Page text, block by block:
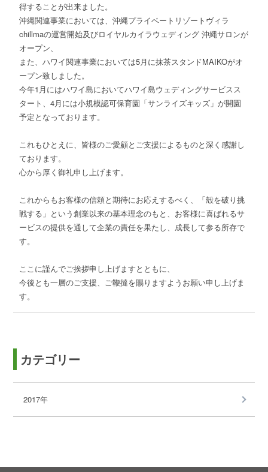
得することが出来ました。
沖縄関連事業においては、沖縄プライベートリゾートヴィラ
chillmaの運営開始及びロイヤルカイラウェディング 沖縄サロンが
オープン、
また、ハワイ関連事業においては5月に抹茶スタンドMAIKOがオ
ープン致しました。
今年1月にはハワイ島においてハワイ島ウェディングサービスス
タート、4月には小規模認可保育園「サンライズキッズ」が開園
予定となっております。
これもひとえに、皆様のご愛顧とご支援によるものと深く感謝し
ております。
心から厚く御礼申し上げます。
これからもお客様の信頼と期待にお応えするべく、「殻を破り挑
戦する」という創業以来の基本理念のもと、お客様に喜ばれるサ
ービスの提供を通して企業の責任を果たし、成長して参る所存で
す。
ここに謹んでご挨拶申し上げますとともに、
今後とも一層のご支援、ご鞭撻を賜りますようお願い申し上げま
す。
カテゴリー
2017年